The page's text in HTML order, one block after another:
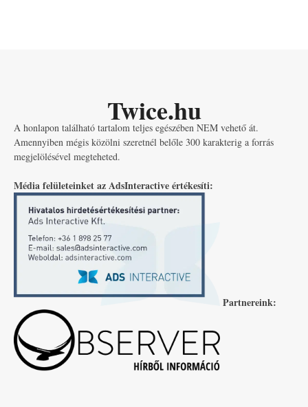
Twice.hu
A honlapon található tartalom teljes egészében NEM vehető át.
Amennyiben mégis közölni szeretnél belőle 300 karakterig a forrás
megjelölésével megteheted.
Média felületeinket az AdsInteractive értékesíti:
Partnereink: